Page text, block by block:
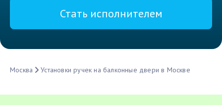
Стать исполнителем
Москва Установки ручек на балконные двери в Москве